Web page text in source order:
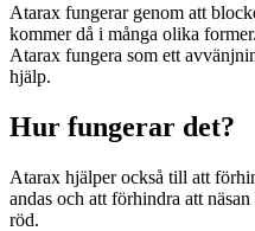
Atarax fungerar genom att
kommer då i många olika
Atarax fungera som ett
hjälp.
Hur fungerar det?
Atarax hjälper också till att
andas och att förhindra att
röd.